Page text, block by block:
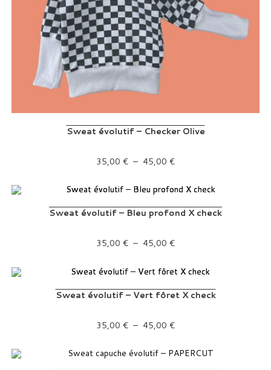
Sweat évolutif – Checker Olive
35,00 € – 45,00 €Plage de prix : 35,00 € à 45,00 €
Sweat évolutif – Bleu profond X check
35,00 € – 45,00 €Plage de prix : 35,00 € à 45,00 €
Sweat évolutif – Vert fôret X check
35,00 € – 45,00 €Plage de prix : 35,00 € à 45,00 €